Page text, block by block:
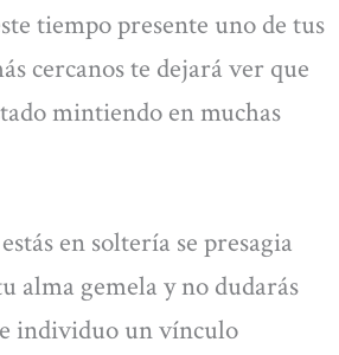
tiempo presente uno de tus
cercanos te dejará ver que
mintiendo en muchas
en soltería se presagia
alma gemela y no dudarás
individuo un vínculo